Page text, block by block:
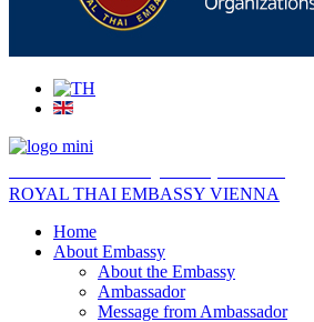
ROYAL THAI EMBASSY VIENNA
Home
About Embassy
About the Embassy
Ambassador
Message from Ambassador